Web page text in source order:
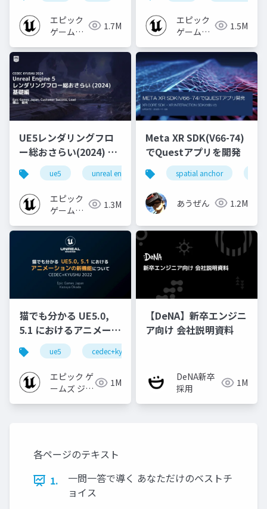
エピック
ゲームズ
1.7M
エピック
ゲームズ
1.5M
UE5レンダリングフロ
ー総おさらい(2024) 基
礎編！
[CEDEC+KYUSHU
2024]
ue5 unreal engine ue-rendering
エピック
ゲームズ
1.3M
Meta XR SDK(V66-74)
でQuestアプリを開発
spatial anchor
あうぜん 1.2M
猫でも分かる UE5.0,
5.1 におけるアニメーシ
ョンの新機能について
【CEDEC+KYUSHU
2022】
ue5 cedec+kyushu
エピック ゲ
ームズ ジャ
1M
【DeNA】新卒エンジニ
ア向け 会社説明資料
DeNA新卒
採用
1M
各ページのテキスト
1.
一問一答で導く あなただけのベストチ
ョイス